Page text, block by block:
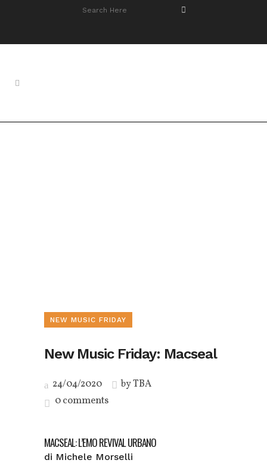
NEW MUSIC FRIDAY
New Music Friday: Macseal
24/04/2020 byTBA
0 comments
MACSEAL: L’EMO REVIVAL URBANO
di Michele Morselli